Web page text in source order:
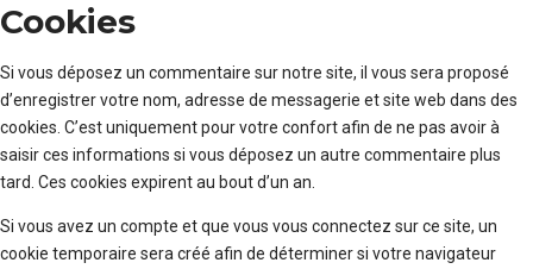
Cookies
Si vous déposez un commentaire sur notre site, il vous sera proposé
d’enregistrer votre nom, adresse de messagerie et site web dans des
cookies. C’est uniquement pour votre confort afin de ne pas avoir à
saisir ces informations si vous déposez un autre commentaire plus
tard. Ces cookies expirent au bout d’un an.
Si vous avez un compte et que vous vous connectez sur ce site, un
cookie temporaire sera créé afin de déterminer si votre navigateur